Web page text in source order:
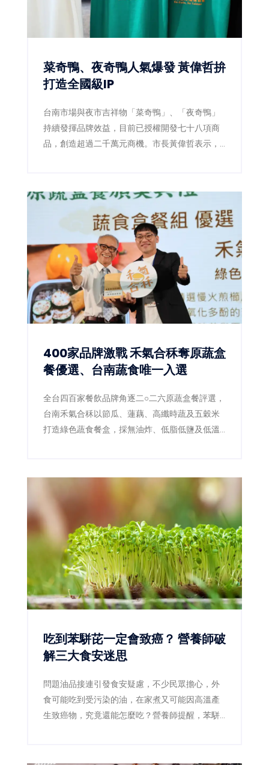
菜奇鴨、夜奇鴨人氣爆發 黃偉哲拚
打造全國級IP
台南市場與夜市吉祥物「菜奇鴨」、「夜奇鴨」
持續發揮品牌效益，目前已授權開發七十八項商
品，創造超過二千萬元商機。市長黃偉哲表示，
400家品牌激戰 禾氣合秝奪原蔬盒
餐優選、台南蔬食唯一入選
全台四百家餐飲品牌角逐二○二六原蔬盒餐評選，
台南禾氣合秝以節瓜、蓮藕、高纖時蔬及五穀米
打造綠色蔬食餐盒，採無油炸、低脂低鹽及低溫
吃到苯駢芘一定會致癌？ 營養師破
解三大食安迷思
問題油品接連引發食安疑慮，不少民眾擔心，外
食可能吃到受污染的油，在家煮又可能因高溫產
生致癌物，究竟還能怎麼吃？營養師提醒，苯駢
食品能立即把它「排出體外」。真正有效的防